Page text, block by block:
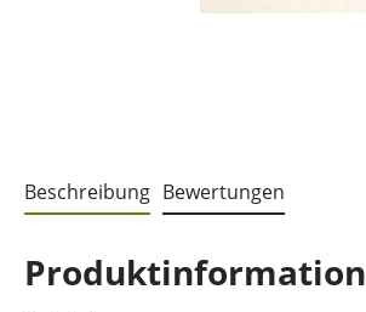
Beschreibung Bewertungen